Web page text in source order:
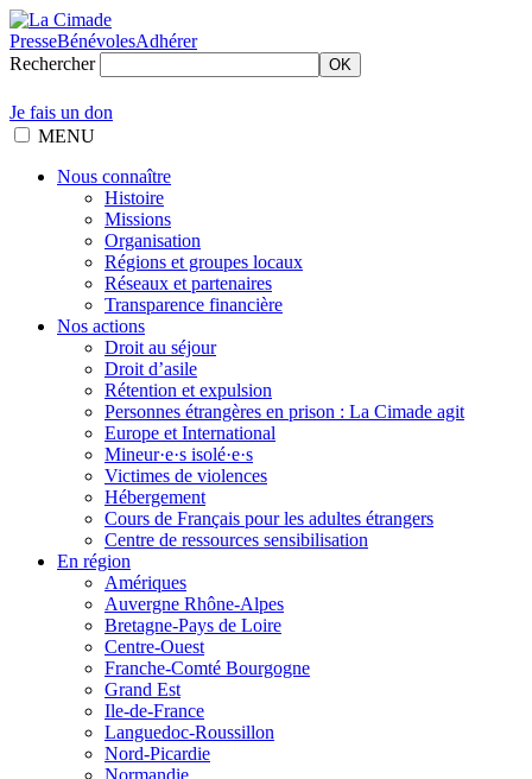
PresseBénévolesAdhérer
Rechercher
OK
Je fais un don
MENU
Nous connaître
Histoire
Missions
Organisation
Régions et groupes locaux
Réseaux et partenaires
Transparence financière
Nos actions
Droit au séjour
Droit d’asile
Rétention et expulsion
Personnes étrangères en prison : La Cimade agit
Europe et International
Mineur·e·s isolé·e·s
Victimes de violences
Hébergement
Cours de Français pour les adultes étrangers
Centre de ressources sensibilisation
En région
Amériques
Auvergne Rhône-Alpes
Bretagne-Pays de Loire
Centre-Ouest
Franche-Comté Bourgogne
Grand Est
Ile-de-France
Languedoc-Roussillon
Nord-Picardie
Normandie